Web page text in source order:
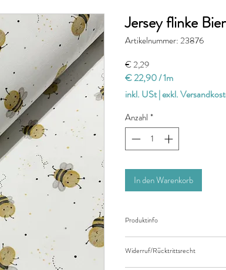
Jersey flinke
Artikelnummer: 23876
€ 2,29Preis
€ 22,90/1m
€ 22,90
pro
1
Meter
inkl. USt|exkl.
Anzahl *
In den Warenkorb
Produktinfo
Länge des Stoffes.
Bei einer Bestellung von zB.
Widerruf/Rücktrittsrecht